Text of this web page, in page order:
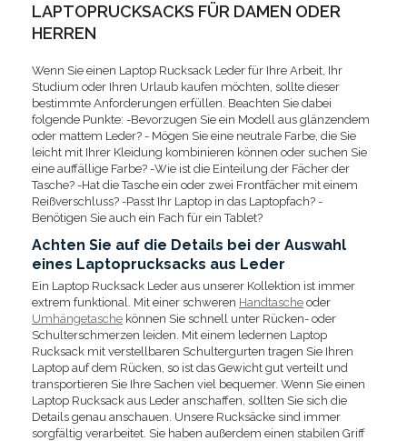
LAPTOPRUCKSACKS FÜR DAMEN ODER
HERREN
Wenn Sie einen Laptop Rucksack Leder für Ihre Arbeit, Ihr
Studium oder Ihren Urlaub kaufen möchten, sollte dieser
bestimmte Anforderungen erfüllen. Beachten Sie dabei
folgende Punkte: -Bevorzugen Sie ein Modell aus glänzendem
oder mattem Leder? - Mögen Sie eine neutrale Farbe, die Sie
leicht mit Ihrer Kleidung kombinieren können oder suchen Sie
eine auffällige Farbe? -Wie ist die Einteilung der Fächer der
Tasche? -Hat die Tasche ein oder zwei Frontfächer mit einem
Reißverschluss? -Passt Ihr Laptop in das Laptopfach? -
Benötigen Sie auch ein Fach für ein Tablet?
Achten Sie auf die Details bei der Auswahl
eines Laptoprucksacks aus Leder
Ein Laptop Rucksack Leder aus unserer Kollektion ist immer
extrem funktional. Mit einer schweren Handtasche oder
Umhängetasche können Sie schnell unter Rücken- oder
Schulterschmerzen leiden. Mit einem ledernen Laptop
Rucksack mit verstellbaren Schultergurten tragen Sie Ihren
Laptop auf dem Rücken, so ist das Gewicht gut verteilt und
transportieren Sie Ihre Sachen viel bequemer. Wenn Sie einen
Laptop Rucksack aus Leder anschaffen, sollten Sie sich die
Details genau anschauen. Unsere Rucksäcke sind immer
sorgfältig verarbeitet. Sie haben außerdem einen stabilen Griff